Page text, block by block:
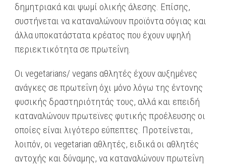
δημητριακά και ψωμί ολικής άλεσης. Επίσης,
συστήνεται να καταναλώνουν προϊόντα σόγιας και
άλλα υποκατάστατα κρέατος που έχουν υψηλή
περιεκτικότητα σε πρωτεΐνη.
Οι vegetarians/ vegans αθλητές έχουν αυξημένες
ανάγκες σε πρωτεΐνη όχι μόνο λόγω της έντονης
φυσικής δραστηριότητάς τους, αλλά και επειδή
καταναλώνουν πρωτεϊνες φυτικής προέλευσης οι
οποίες είναι λιγότερο εύπεπτες. Προτείνεται,
λοιπόν, οι vegetarian αθλητές, ειδικά οι αθλητές
αντοχής και δύναμης, να καταναλώνουν πρωτεΐνη